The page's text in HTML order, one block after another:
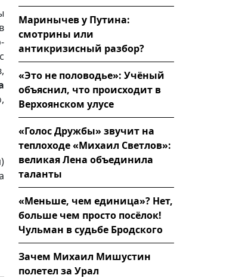
Маринычев у Путина:
смотрины или
антикризисный разбор?
«Это не половодье»: Учёный
объяснил, что происходит в
Верхоянском улусе
«Голос Дружбы» звучит на
теплоходе «Михаил Светлов»:
великая Лена объединила
таланты
«Меньше, чем единица»? Нет,
больше чем просто посёлок!
Чульман в судьбе Бродского
Зачем Михаил Мишустин
полетел за Урал